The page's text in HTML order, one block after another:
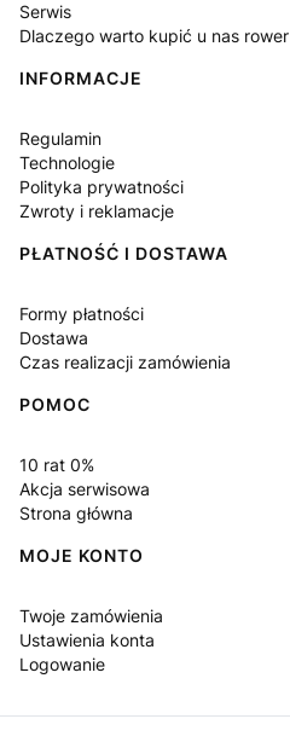
Serwis
Dlaczego warto kupić u nas rower
INFORMACJE
Regulamin
Technologie
Polityka prywatności
Zwroty i reklamacje
PŁATNOŚĆ I DOSTAWA
Formy płatności
Dostawa
Czas realizacji zamówienia
POMOC
10 rat 0%
Akcja serwisowa
Strona główna
MOJE KONTO
Twoje zamówienia
Ustawienia konta
Logowanie